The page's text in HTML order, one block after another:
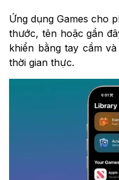
Ứng dụng Games cho
thước, tên hoặc gần
khiển bằng tay cầm
thời gian thực.